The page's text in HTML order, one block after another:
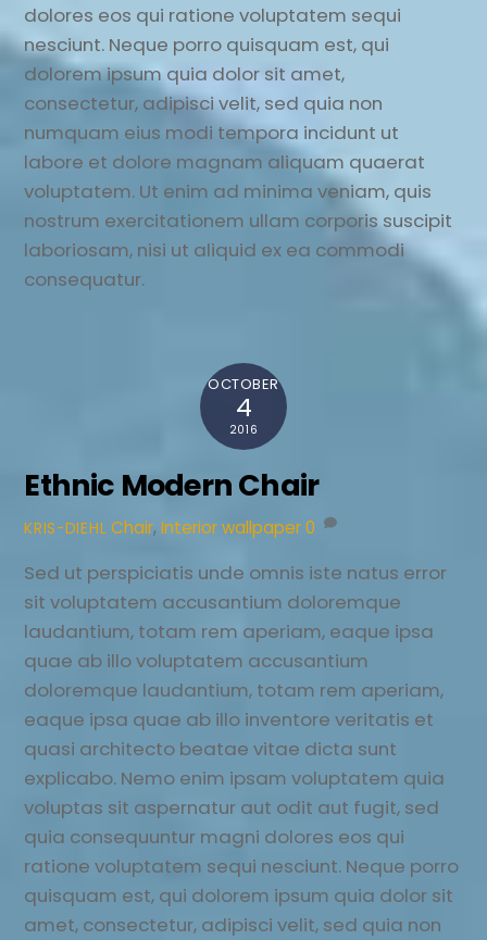
dolores eos qui ratione voluptatem sequi
nesciunt. Neque porro quisquam est, qui
dolorem ipsum quia dolor sit amet,
consectetur, adipisci velit, sed quia non
numquam eius modi tempora incidunt ut
labore et dolore magnam aliquam quaerat
voluptatem. Ut enim ad minima veniam, quis
nostrum exercitationem ullam corporis suscipit
laboriosam, nisi ut aliquid ex ea commodi
consequatur.
OCTOBER
4
2016
Ethnic Modern Chair
KRIS-DIEHL Chair,Interior wallpaper 0
Sed ut perspiciatis unde omnis iste natus error
sit voluptatem accusantium doloremque
laudantium, totam rem aperiam, eaque ipsa
quae ab illo voluptatem accusantium
doloremque laudantium, totam rem aperiam,
eaque ipsa quae ab illo inventore veritatis et
quasi architecto beatae vitae dicta sunt
explicabo. Nemo enim ipsam voluptatem quia
voluptas sit aspernatur aut odit aut fugit, sed
quia consequuntur magni dolores eos qui
ratione voluptatem sequi nesciunt. Neque porro
quisquam est, qui dolorem ipsum quia dolor sit
amet, consectetur, adipisci velit, sed quia non